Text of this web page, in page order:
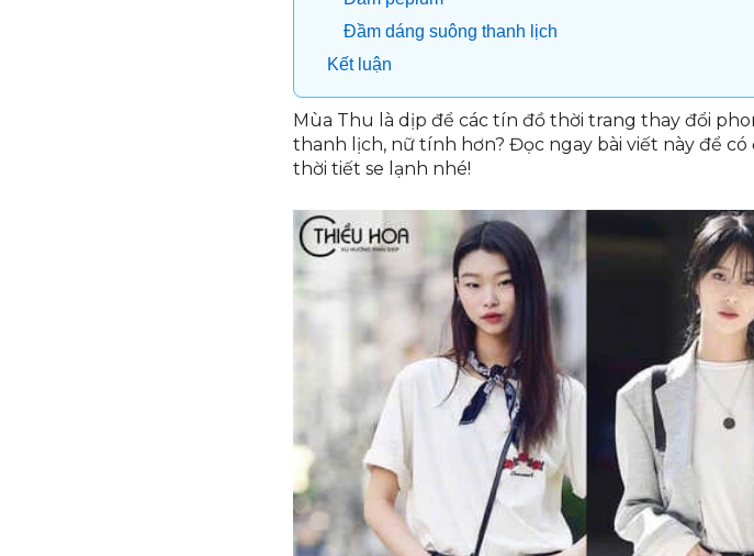
Đầm dáng suông thanh lịch
Kết luận
Mùa Thu là dịp để các tín đồ thời trang thay đổi
thanh lịch, nữ tính hơn? Đọc ngay bài viết này để
thời tiết se lạnh nhé!